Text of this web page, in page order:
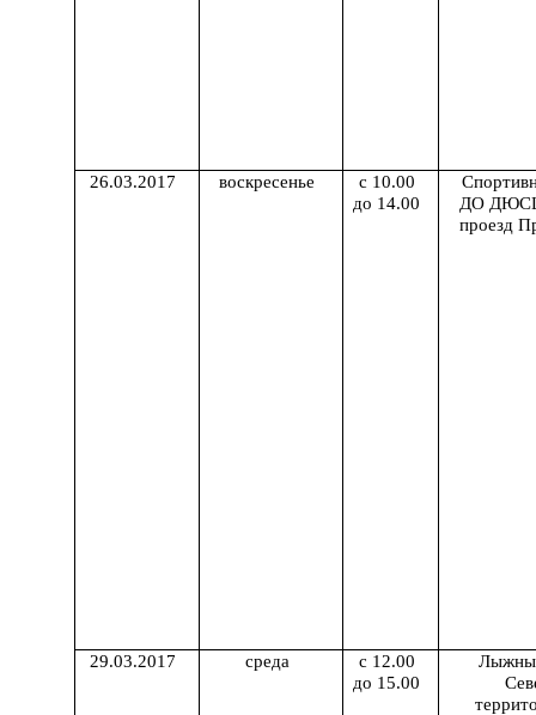
26.03.2017 воскресенье
с 10.00
до 14.00
ДО
проезд
29.03.2017 среда
с 12.00
до 15.00